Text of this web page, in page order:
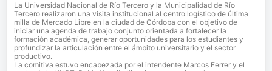
La Universidad Nacional de Río Tercero y la Municipalidad de Río
Tercero realizaron una visita institucional al centro logístico de última
milla de Mercado Libre en la ciudad de Córdoba con el objetivo de
iniciar una agenda de trabajo conjunto orientada a fortalecer la
formación académica, generar oportunidades para los estudiantes y
profundizar la articulación entre el ámbito universitario y el sector
productivo.
La comitiva estuvo encabezada por el intendente Marcos Ferrer y el